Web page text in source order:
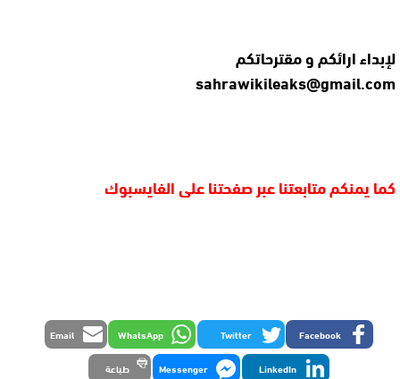
لإبداء ارائكم و مقترحاتكم
sahrawikileaks@gmail.com
كما يمنكم متابعتنا عبر صفحتنا على الفايسبوك
Facebook
Twitter
WhatsApp
Email
LinkedIn
Messenger طباعة